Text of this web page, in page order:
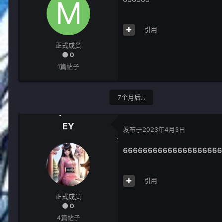
正式成员
0
1篇帖子
引用
7个月后...
EY
正式成员
0
4篇帖子
发布于2023年4月3日
引用